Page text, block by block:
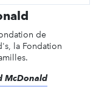
de
la Fondation
McDonald